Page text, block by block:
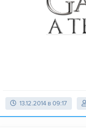
13.12.2014 в 09:17